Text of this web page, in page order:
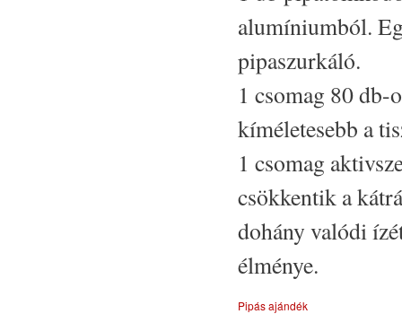
alumíniumból.
pipaszurkáló.
1 csomag 80 db-
kíméletesebb a
1 csomag
csökkentik a
dohány valódi
élménye.
Pipás ajándék